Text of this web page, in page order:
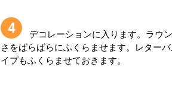
4
デコレーションに入ります。ラウ
さをばらばらにふくらませます。レター
イプもふくらませておきます。